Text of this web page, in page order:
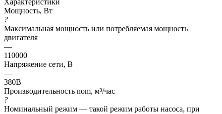
Мощность, Вт
?
Максимальная мощность или потребляемая мощность
двигателя
—
110000
Напряжение сети, В
—
380В
Производительность nom, м³/час
?
Номинальный режим — такой режим работы насоса, при